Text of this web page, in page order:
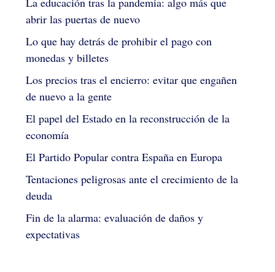
abrir las puertas de nuevo
Lo que hay detrás de prohibir el pago con
monedas y billetes
Los precios tras el encierro: evitar que engañen
de nuevo a la gente
El papel del Estado en la reconstrucción de la
economía
El Partido Popular contra España en Europa
Tentaciones peligrosas ante el crecimiento de la
deuda
Fin de la alarma: evaluación de daños y
expectativas